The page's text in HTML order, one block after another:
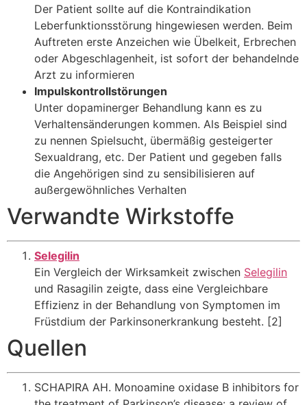
Der Patient sollte auf die Kontraindikation
Leberfunktionsstörung hingewiesen werden. Beim
Auftreten erste Anzeichen wie Übelkeit, Erbrechen
oder Abgeschlagenheit, ist sofort der behandelnde
Arzt zu informieren
Impulskontrollstörungen
Unter dopaminerger Behandlung kann es zu
Verhaltensänderungen kommen. Als Beispiel sind
zu nennen Spielsucht, übermäßig gesteigerter
Sexualdrang, etc. Der Patient und gegeben falls
die Angehörigen sind zu sensibilisieren auf
außergewöhnliches Verhalten
Verwandte Wirkstoffe
Selegilin
Ein Vergleich der Wirksamkeit zwischen Selegilin
und Rasagilin zeigte, dass eine Vergleichbare
Effizienz in der Behandlung von Symptomen im
Früstdium der Parkinsonerkrankung besteht. [2]
Quellen
SCHAPIRA AH. Monoamine oxidase B inhibitors for